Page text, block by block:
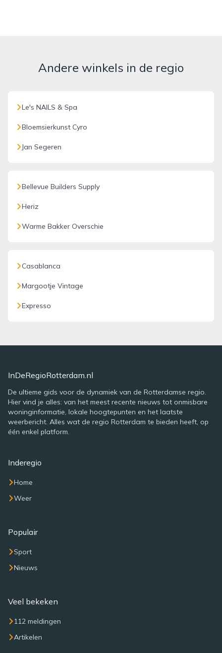
Andere winkels in de regio
Le's NAILS & Spa
Bloemsierkunst Cyro
Jan Segeren
Bellevue Builders Supply
Heriz
Warme Bakker Overschie
Casablanca
Margootje Vintage
Expresso
InDeRegioRotterdam.nl
De ultieme gids voor de dynamiek van de Rotterdamse regio.
Hier vind je alles: van het meest recente nieuws tot onmisbare
woninginformatie, lokale hoogtepunten en het laatste
weerbericht. Alles wat de regio Rotterdam te bieden heeft, op
één enkel platform.
Inderegio
Home
Weer
Populair
Sport
Nieuws
Veel bekeken
112 meldingen
Artikelen